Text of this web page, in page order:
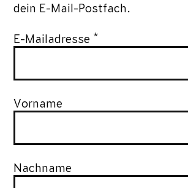
dein E-Mail-Postfach.
E-Mailadresse *
Vorname
Nachname